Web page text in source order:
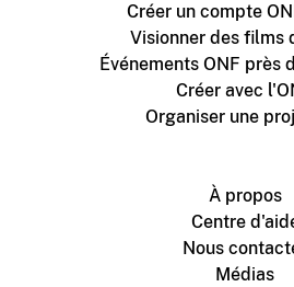
Créer un compte
Visionner des films
Événements ONF près
Créer avec
Organiser une
À propos
Centre
Nous
Médias